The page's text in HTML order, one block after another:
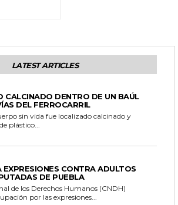
LATEST ARTICLES
CALCINADO DENTRO DE UN BAÚL
DEL FERROCARRIL
sin vida fue localizado calcinado y
plástico...
EXPRESIONES CONTRA ADULTOS
DE PUEBLA
de los Derechos Humanos (CNDH)
por las expresiones...